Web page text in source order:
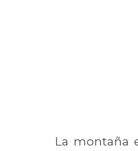
La montaña